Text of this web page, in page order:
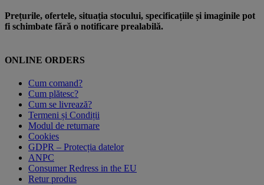
Prețurile, ofertele, situația stocului, specificațiile și imaginile pot
fi schimbate fără o notificare prealabilă.
ONLINE ORDERS
Cum comand?
Cum plătesc?
Cum se livrează?
Termeni și Condiții
Modul de returnare
Cookies
GDPR – Protecția datelor
ANPC
Consumer Redress in the EU
Retur produs